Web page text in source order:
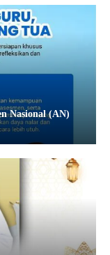
Nasional (AN)